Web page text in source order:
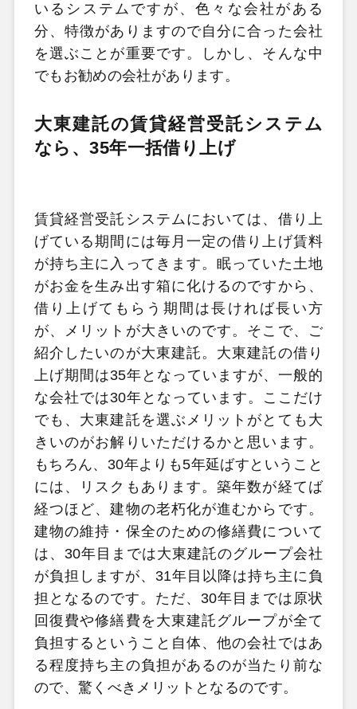
いるシステムですが、色々な会社がある
分、特徴がありますので自分に合った会社
を選ぶことが重要です。しかし、そんな中
でもお勧めの会社があります。
大東建託の賃貸経営受託システム
なら、35年一括借り上げ
賃貸経営受託システムにおいては、借り上
げている期間には毎月一定の借り上げ賃料
が持ち主に入ってきます。眠っていた土地
がお金を生み出す箱に化けるのですから、
借り上げてもらう期間は長ければ長い方
が、メリットが大きいのです。そこで、ご
紹介したいのが大東建託。大東建託の借り
上げ期間は35年となっていますが、一般的
な会社では30年となっています。ここだけ
でも、大東建託を選ぶメリットがとても大
きいのがお解りいただけるかと思います。
もちろん、30年よりも5年延ばすということ
には、リスクもあります。築年数が経てば
経つほど、建物の老朽化が進むからです。
建物の維持・保全のための修繕費について
は、30年目までは大東建託のグループ会社
が負担しますが、31年目以降は持ち主に負
担となるのです。ただ、30年目までは原状
回復費や修繕費を大東建託グループが全て
負担するということ自体、他の会社ではあ
る程度持ち主の負担があるのが当たり前な
ので、驚くべきメリットとなるのです。